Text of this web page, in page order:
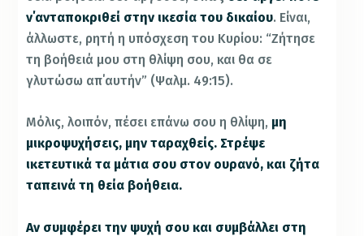
ν΄ανταποκριθεί στην ικεσία του δικαίου. Είναι,
άλλωστε, ρητή η υπόσχεση του Κυρίου: “Ζήτησε
τη βοήθειά μου στη θλίψη σου, και θα σε
γλυτώσω απ΄αυτήν” (Ψαλμ. 49:15).
Μόλις, λοιπόν, πέσει επάνω σου η θλίψη, μη
μικροψυχήσεις, μην ταραχθείς. Στρέψε
ικετευτικά τα μάτια σου στον ουρανό, και ζήτα
ταπεινά τη θεία βοήθεια.
Αν συμφέρει την ψυχή σου και συμβάλλει στη